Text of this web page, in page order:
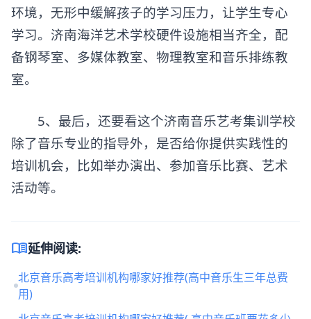
环境，无形中缓解孩子的学习压力，让学生专心
学习。济南海洋艺术学校硬件设施相当齐全，配
备钢琴室、多媒体教室、物理教室和音乐排练教
室。
5、最后，还要看这个济南音乐艺考集训学校
除了音乐专业的指导外，是否给你提供实践性的
培训机会，比如举办演出、参加音乐比赛、艺术
活动等。
menu_book延伸阅读:
北京音乐高考培训机构哪家好推荐(高中音乐生三年总费
用)